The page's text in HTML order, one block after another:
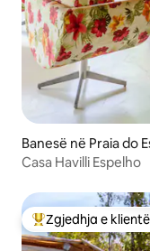
Banesë në Praia do
Casa Havilli Espelho
Më të mirat e
Zgjedhja e